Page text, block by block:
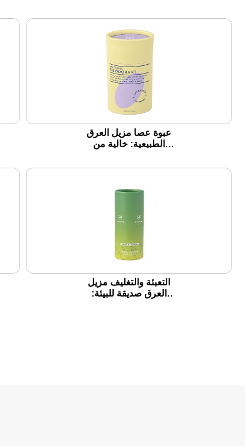
مثالية لأحمر الشفاه
والكريمات
عبوة عصا مزيل العرق
الطبيعية: خالية من
والياسمين
التعبئة والتغليف مزيل
العرق صديقة للبيئة: